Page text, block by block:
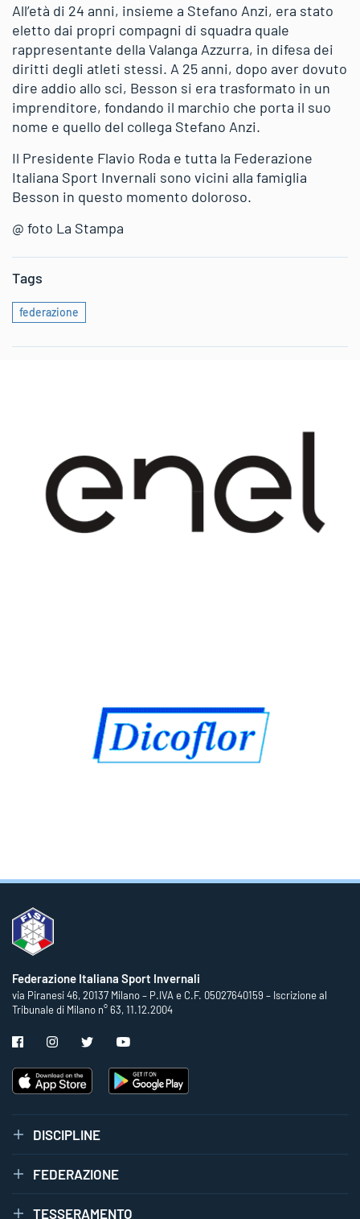
All’età di 24 anni, insieme a Stefano Anzi, era stato
eletto dai propri compagni di squadra quale
rappresentante della Valanga Azzurra, in difesa dei
diritti degli atleti stessi. A 25 anni, dopo aver dovuto
dire addio allo sci, Besson si era trasformato in un
imprenditore, fondando il marchio che porta il suo
nome e quello del collega Stefano Anzi.
Il Presidente Flavio Roda e tutta la Federazione
Italiana Sport Invernali sono vicini alla famiglia
Besson in questo momento doloroso.
@ foto La Stampa
Tags
federazione
Federazione Italiana Sport Invernali
via Piranesi 46, 20137 Milano – P.IVA e C.F. 05027640159 – Iscrizione al
Tribunale di Milano n° 63, 11.12.2004
DISCIPLINE
FEDERAZIONE
TESSERAMENTO